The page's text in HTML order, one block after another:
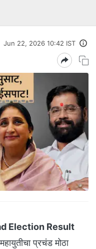
Jun 22, 2026 10:42 IST
Election Result
प्रचंड मोठा